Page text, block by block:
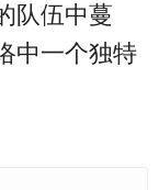
队伍中蔓
中一个独特